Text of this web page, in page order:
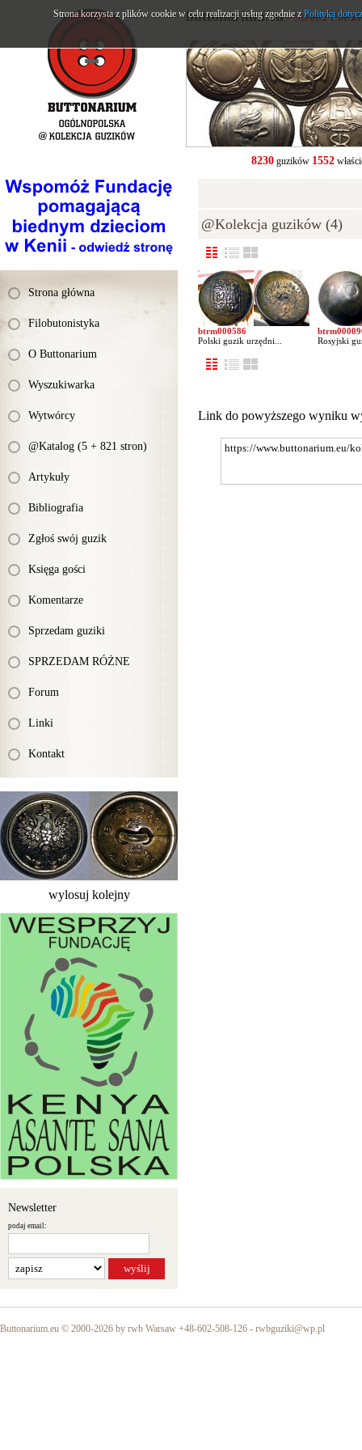
Strona główna
Filobutonistyka
O Buttonarium
Wyszukiwarka
Wytwórcy
@Katalog (5 + 821 stron)
Artykuły
Bibliografia
Zgłoś swój guzik
Księga gości
Komentarze
Sprzedam guziki
SPRZEDAM RÓŻNE
Forum
Linki
Kontakt
wylosuj kolejny
Newsletter
podaj email:
buttonarium.eu- Strona
8230guzików 1552
@Kolekcja guzików (4)
btrm000586
Polski guzik urzędni...
Rosyjski
Link do powyższego wyniku
Buttonarium.eu © 2000-2026 by rwb Warsaw +48-602-508-126 - rwbguziki@wp.pl
Strona korzysta z plików cookie w celu realizacji usług zgodnie zPolityką